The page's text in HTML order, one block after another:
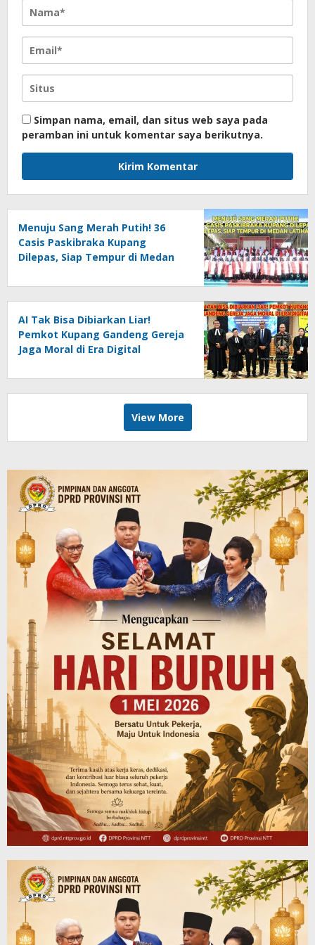
Simpan nama, email, dan situs web saya pada
peramban ini untuk komentar saya berikutnya.
Menuju Sang Merah Putih! 36
Casis Paskibraka Kupang
Dilepas, Siap Tempur di Medan
AI Tak Bisa Dibiarkan Liar!
Pemkot Kupang Gandeng Gereja
Jaga Moral di Era Digital
View More